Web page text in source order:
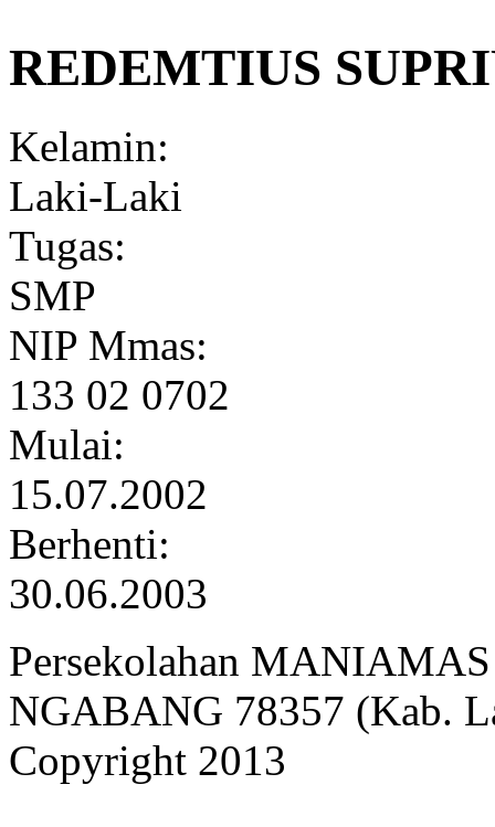
REDEMTIUS
Kelamin:
Laki-Laki
Tugas:
SMP
NIP Mmas:
133 02 0702
Mulai:
15.07.2002
Berhenti:
30.06.2003
Persekolahan
NGABANG 78357 (Kab.
Copyright 2013